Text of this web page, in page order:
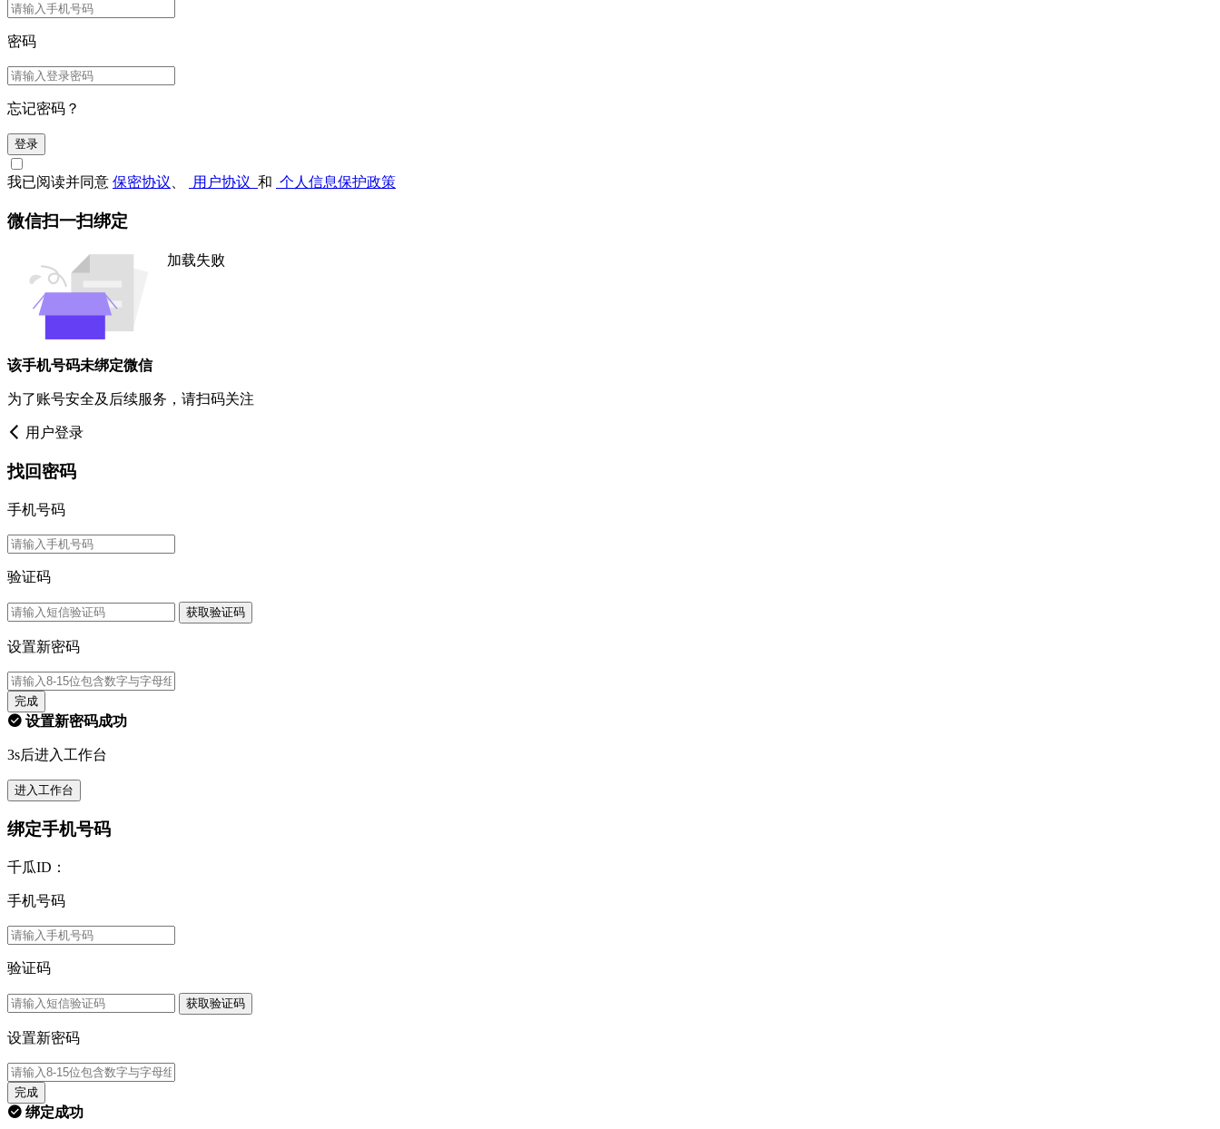
密码
忘记密码？
登录
我已阅读并同意 保密协议 用户协议 和 个人信息保护政策
微信扫一扫绑定
加载失败
该手机号码未绑定微信
为了账号安全及后续服务，请扫码关注
用户登录
找回密码
手机号码
验证码
获取验证码
设置新密码
完成
设置新密码成功
3s后进入工作台
进入工作台
绑定手机号码
千瓜ID：
手机号码
验证码
获取验证码
设置新密码
完成
绑定成功